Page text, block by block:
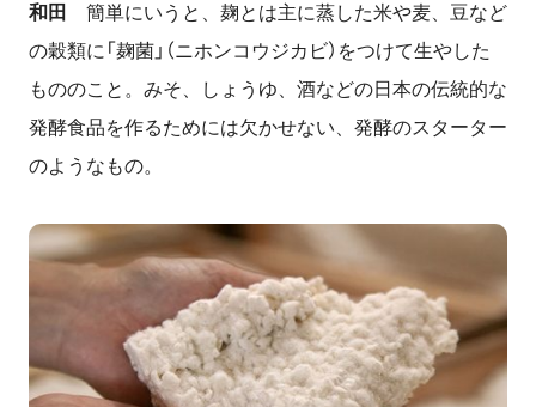
和田
簡単にいうと、麹とは主に蒸した米や麦、豆など
の穀類に「麹菌」（ニホンコウジカビ）をつけて生やした
もののこと。みそ、しょうゆ、酒などの日本の伝統的な
発酵食品を作るためには欠かせない、発酵のスターター
のようなもの。